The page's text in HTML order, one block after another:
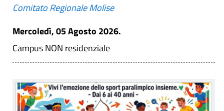
Comitato Regionale Molise
Mercoledì, 05 Agosto 2026.
Campus NON residenziale